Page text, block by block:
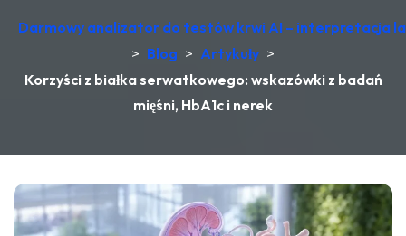
Darmowy analizator do testów krwi AI – interpretacja
> Blog > Artykuły >
Korzyści z białka serwatkowego: wskazówki z badań
mięśni, HbA1c i nerek